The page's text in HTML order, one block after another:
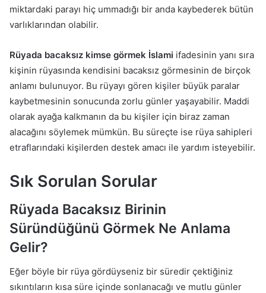
miktardaki parayı hiç ummadığı bir anda kaybederek bütün
varlıklarından olabilir.
Rüyada bacaksız kimse görmek İslami ifadesinin yanı sıra
kişinin rüyasında kendisini bacaksız görmesinin de birçok
anlamı bulunuyor. Bu rüyayı gören kişiler büyük paralar
kaybetmesinin sonucunda zorlu günler yaşayabilir. Maddi
olarak ayağa kalkmanın da bu kişiler için biraz zaman
alacağını söylemek mümkün. Bu süreçte ise rüya sahipleri
etraflarındaki kişilerden destek amacı ile yardım isteyebilir.
Sık Sorulan Sorular
Rüyada Bacaksız Birinin
Süründüğünü Görmek Ne Anlama
Gelir?
Eğer böyle bir rüya gördüyseniz bir süredir çektiğiniz
sıkıntıların kısa süre içinde sonlanacağı ve mutlu günler